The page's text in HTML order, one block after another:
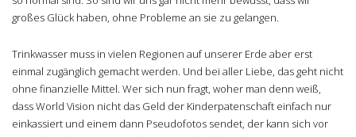
großes Glück haben, ohne Probleme an sie zu gelangen.
Trinkwasser muss in vielen Regionen auf unserer Erde aber erst
einmal zugänglich gemacht werden. Und bei aller Liebe, das geht nicht
ohne finanzielle Mittel. Wer sich nun fragt, woher man denn weiß,
dass World Vision nicht das Geld der Kinderpatenschaft einfach nur
einkassiert und einem dann Pseudofotos sendet, der kann sich vor